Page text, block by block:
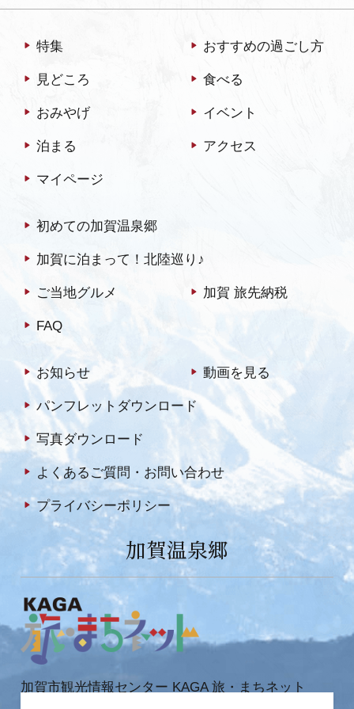
秘めた「お夏のがん洞」、
んば）」などの史跡もあり
然のままの砂…
特集 おすすめの過ごし方
見どころ 食べる
おみやげ イベント
泊まる アクセス
マイページ
初めての加賀温泉郷
加賀に泊まって！北陸巡り♪
ご当地グルメ 加賀 旅先納税
FAQ
お知らせ 動画を見る
パンフレットダウンロード
写真ダウンロード
よくあるご質問・お問い合わせ
プライバシーポリシー
加賀温泉郷
加賀市観光情報センター KAGA 旅・まちネット